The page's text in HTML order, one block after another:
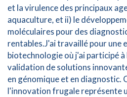
et la virulence des principaux
aquaculture, et ii) le
moléculaires pour des
rentables.J'ai travaillé pour une
biotechnologie où j'ai participé à
validation de solutions
en génomique et en diagnostic.
l'innovation frugale représente